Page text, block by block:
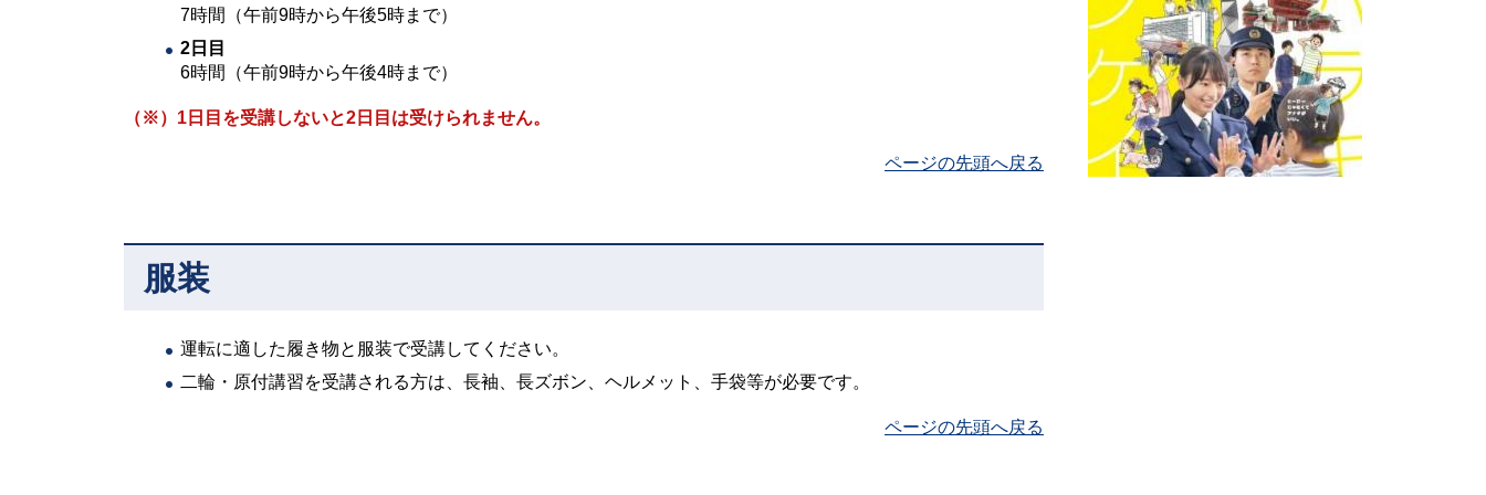
7時間（午前9時から午後5時まで）
2日目
6時間（午前9時から午後4時まで）
（※）1日目を受講しないと2日目は受けられません。
ページの先頭へ戻る
服装
運転に適した履き物と服装で受講してください。
二輪・原付講習を受講される方は、長袖、長ズボン、ヘルメット、手袋等が必要です。
ページの先頭へ戻る